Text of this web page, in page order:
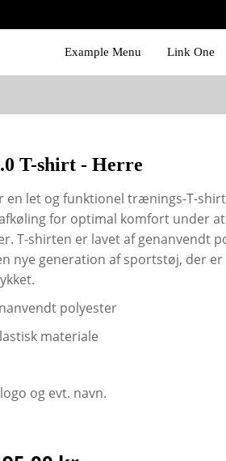
Example Menu Link One
T-shirt - Herre
en let og funktionel trænings-T-
for optimal komfort under
T-shirten er lavet af genanvendt
nye generation af sportstøj, der
polyester
materiale
og evt. navn.